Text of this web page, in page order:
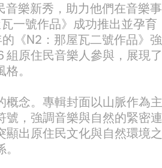
音樂新秀，助力他們在音樂事
一號作品》成功推出並孕育
《N2：那屋瓦二號作品》強
原住民音樂人參與，展現了
。
念。專輯封面以山脈作為主
，強調音樂與自然的緊密連
出原住民文化與自然環境之